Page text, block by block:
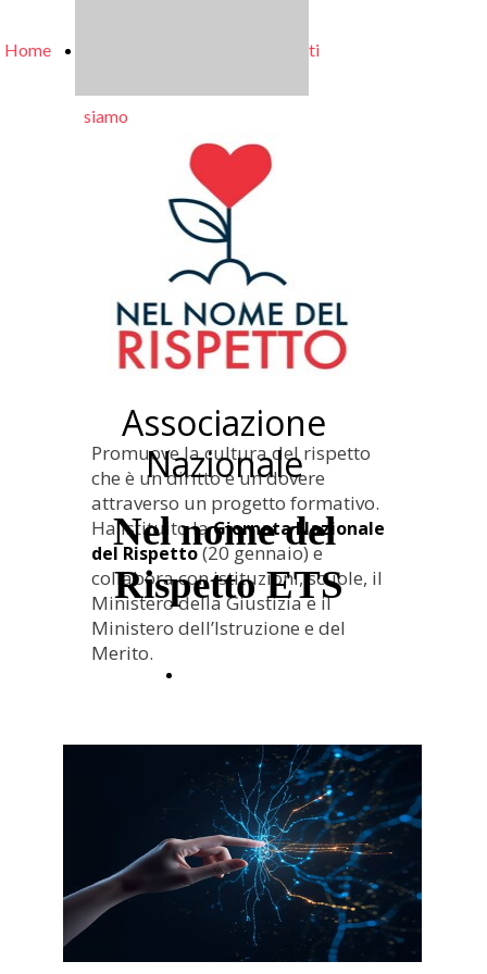
Home
siamo
Contatti
Associazione
Nazionale
Nel nome del
Rispetto ETS
Promuove la cultura del rispetto
che è un diritto e un dovere
attraverso un progetto formativo.
Ha istituito laGiornata Nazionale
del Rispetto(20 gennaio) e
collabora con istituzioni, scuole, il
Ministero della Giustizia e il
Ministero dell’Istruzione e del
Merito.